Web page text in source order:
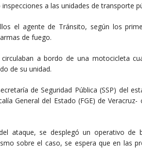
a las unidades de transporte
el agente de Tránsito, según los
de fuego.
a bordo de una motocicleta
de su unidad.
de Seguridad Pública (SSP) del
General del Estado (FGE) de Veracruz-
ataque, se desplegó un operativo de
sobre el caso, se espera que en las